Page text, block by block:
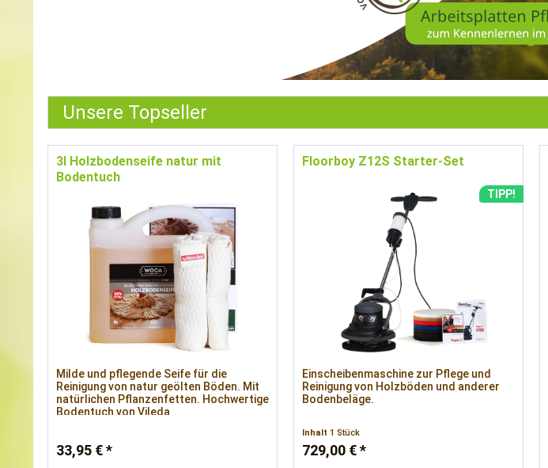
Unsere Topseller
3l Holzbodenseife natur mit
Bodentuch
Milde und pflegende Seife für die
Reinigung von natur geölten Böden. Mit
natürlichen Pflanzenfetten. Hochwertige
Bodentuch von Vileda
33,95 € *
TIPP!
Floorboy Z12S Starter-Set
Einscheibenmaschine zur Pflege und
Reinigung von Holzböden und anderer
Bodenbeläge.
Inhalt 1 Stück
729,00 € *